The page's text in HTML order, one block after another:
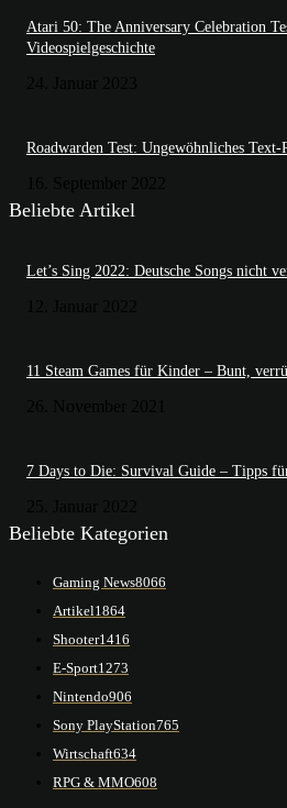
Atari 50: The Anniversary Celebration
Videospielgeschichte
Roadwarden Test: Ungewöhnliches
Beliebte Artikel
Let’s Sing 2022: Deutsche Songs nicht
11 Steam Games für Kinder – Bunt,
7 Days to Die: Survival Guide – Tipps
Beliebte Kategorien
Gaming News8066
Artikel1864
Shooter1416
E-Sport1273
Nintendo906
Sony PlayStation765
Wirtschaft634
RPG & MMO608